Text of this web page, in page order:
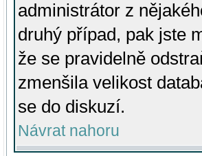
administrátor z
druhý případ, pak jste
že se pravidelně
zmenšila velikost
se do diskuzí.
Návrat nahoru